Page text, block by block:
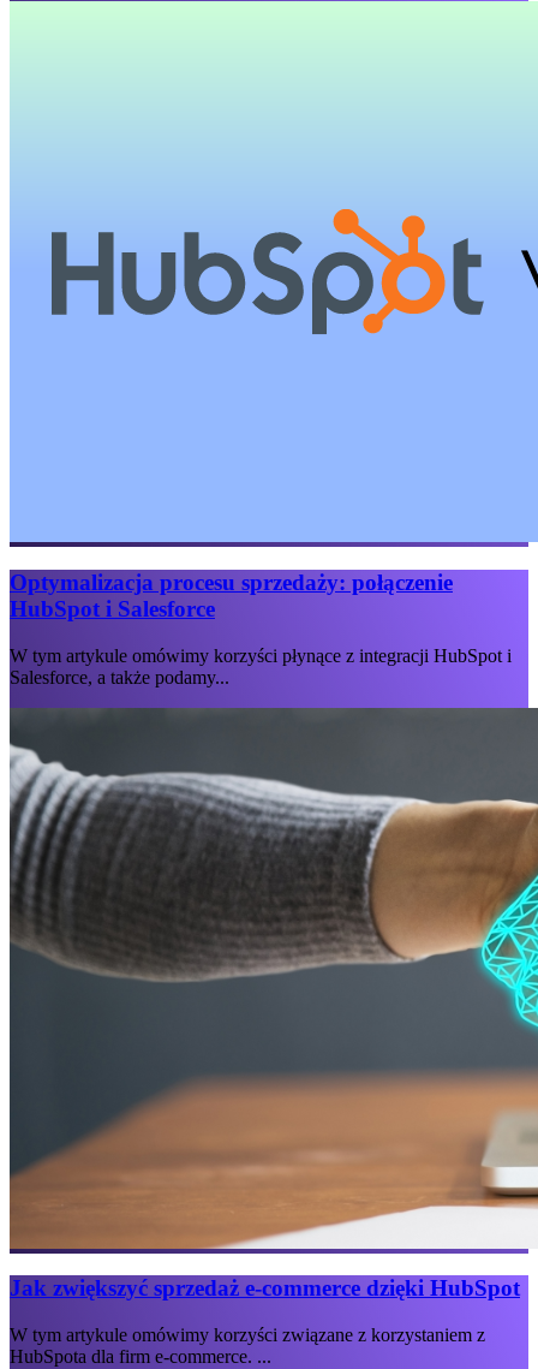
Optymalizacja procesu sprzedaży: połączenie
HubSpot i Salesforce
W tym artykule omówimy korzyści płynące z integracji HubSpot i
Salesforce, a także podamy...
Jak zwiększyć sprzedaż e-commerce dzięki HubSpot
W tym artykule omówimy korzyści związane z korzystaniem z
HubSpota dla firm e-commerce. ...